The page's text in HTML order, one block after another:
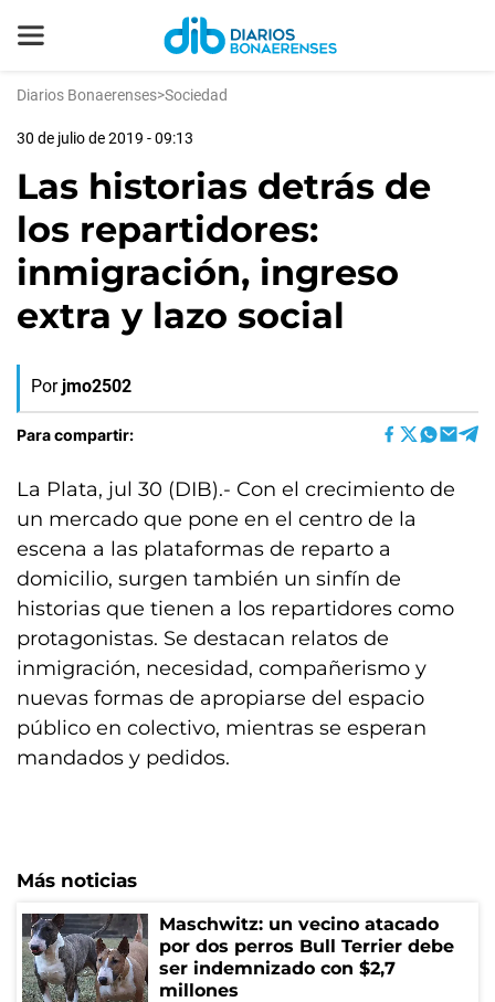
Diarios Bonaerenses>Sociedad
30 de julio de 2019 - 09:13
Las historias detrás de
los repartidores:
inmigración, ingreso
extra y lazo social
Por jmo2502
Para compartir:
La Plata, jul 30 (DIB).- Con el crecimiento de
un mercado que pone en el centro de la
escena a las plataformas de reparto a
domicilio, surgen también un sinfín de
historias que tienen a los repartidores como
protagonistas. Se destacan relatos de
inmigración, necesidad, compañerismo y
nuevas formas de apropiarse del espacio
público en colectivo, mientras se esperan
mandados y pedidos.
Más noticias
Maschwitz: un vecino atacado
por dos perros Bull Terrier debe
ser indemnizado con $2,7
millones